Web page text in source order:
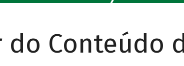
Conteúdo